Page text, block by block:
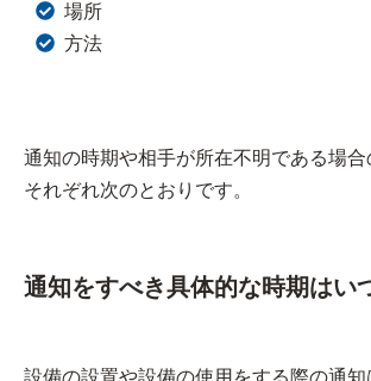
場所
方法
通知の時期や相手が所在不明である場合
それぞれ次のとおりです。
通知をすべき具体的な時期はい
設備の設置や設備の使用をする際の通知